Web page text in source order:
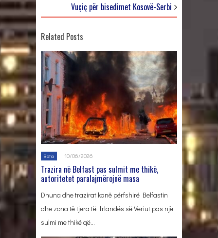
Vuçiç për bisedimet Kosovë-Serbi
Related Posts
Bota 10/06/2026
Trazira në Belfast pas sulmit me thikë,
autoritetet paralajmërojnë masa
Dhuna dhe trazirat kanë përfshirë Belfastin
dhe zona të tjera të Irlandës së Veriut pas një
sulmi me thikë që…